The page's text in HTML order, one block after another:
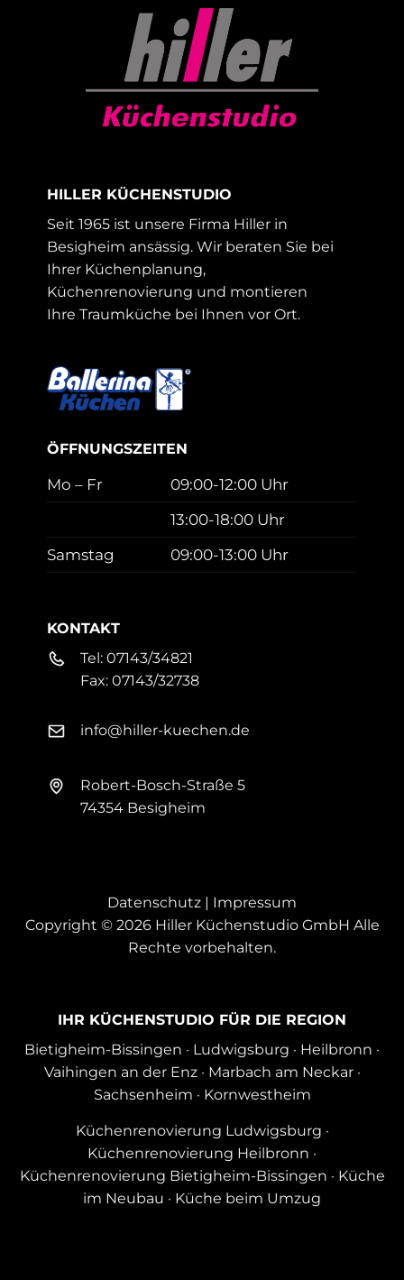
HILLER KÜCHENSTUDIO
Seit 1965 ist unsere Firma Hiller in
Besigheim ansässig. Wir beraten Sie bei
Ihrer Küchenplanung,
Küchenrenovierung und montieren
Ihre Traumküche bei Ihnen vor Ort.
ÖFFNUNGSZEITEN
Mo – Fr
09:00-12:00 Uhr
13:00-18:00 Uhr
Samstag
09:00-13:00 Uhr
KONTAKT
Tel:07143/34821
Fax:07143/32738
info@hiller-kuechen.de
Robert-Bosch-Straße 5
74354 Besigheim
Datenschutz | Impressum
Copyright © 2026 Hiller Küchenstudio GmbH Alle
Rechte vorbehalten.
IHR KÜCHENSTUDIO FÜR DIE REGION
Bietigheim-Bissingen · Ludwigsburg · Heilbronn ·
Vaihingen an der Enz· Marbach am Neckar·
Sachsenheim · Kornwestheim
Küchenrenovierung Ludwigsburg ·
Küchenrenovierung Heilbronn ·
Küchenrenovierung Bietigheim-Bissingen · Küche
im Neubau · Küche beim Umzug